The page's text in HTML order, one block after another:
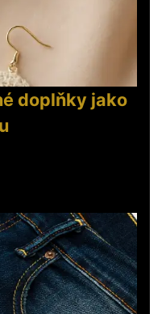
doplňky jako